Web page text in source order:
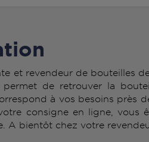
et revendeur de bouteilles
permet de retrouver la
à vos besoins près
consigne en ligne, vous
A bientôt chez votre